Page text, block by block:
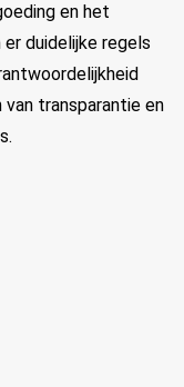
en het
duidelijke regels
transparantie en